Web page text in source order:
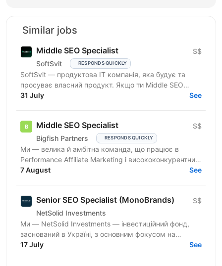
Similar jobs
Middle SEO Specialist
SoftSvit RESPONDS QUICKLY
$$
SoftSvit — продуктова IT компанія, яка будує та
просуває власний продукт. Якщо ти Middle SEO
Specialist і шукаєш місце, де можна реально
31 July See
Middle SEO Specialist
Bigfish Partners RESPONDS QUICKLY
$$
Ми — велика й амбітна команда, що працює в
Performance Affiliate Marketing і висококонкурентних
нішах на Tier 1-3 ринках. Ми швидко розвиваємося
7 August See
Senior SEO Specialist (MonoBrands)
NetSolid Investments
$$
Ми — NetSolid Investments — інвестиційний фонд,
заснований в Україні, з основним фокусом на
SMART-інвестиції. Наша екосистема — це простір,
17 July See